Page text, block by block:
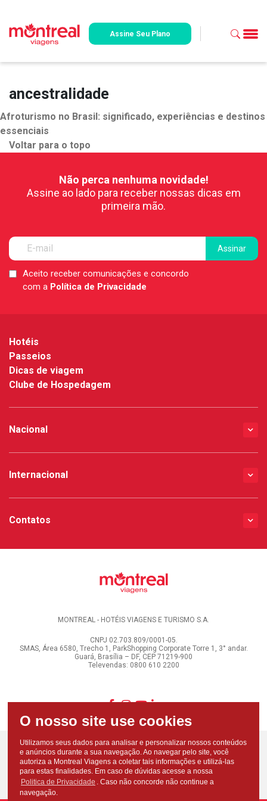
Assine Seu Plano
ancestralidade
Afroturismo no Brasil: significado, experiências e destinos
essenciais
Voltar para o topo
Não perca nenhuma novidade!
Assine ao lado para receber nossas dicas em
primeira mão.
LGPDAceito receber comunicações e concordo
com a Política de Privacidade
Hotéis
Passeios
Dicas de viagem
Clube de Hospedagem
Nacional
Internacional
Contatos
MONTREAL - HOTÉIS VIAGENS E TURISMO S.A.
CNPJ 02.703.809/0001-05.
SMAS, Área 6580, Trecho 1, ParkShopping Corporate Torre 1, 3° andar.
Guará, Brasília – DF, CEP 71219-900
Televendas: 0800 610 2200
Utilizamos seus dados para analisar e personalizar nossos conteúdos
e anúncios durante a sua navegação. Ao navegar pelo site, você
autoriza a Montreal Viagens a coletar tais informações e utilizá-las
para estas finalidades. Em caso de dúvidas acesse a nossa
Politica de Privacidade . Caso não concorde não continue a
navegação.